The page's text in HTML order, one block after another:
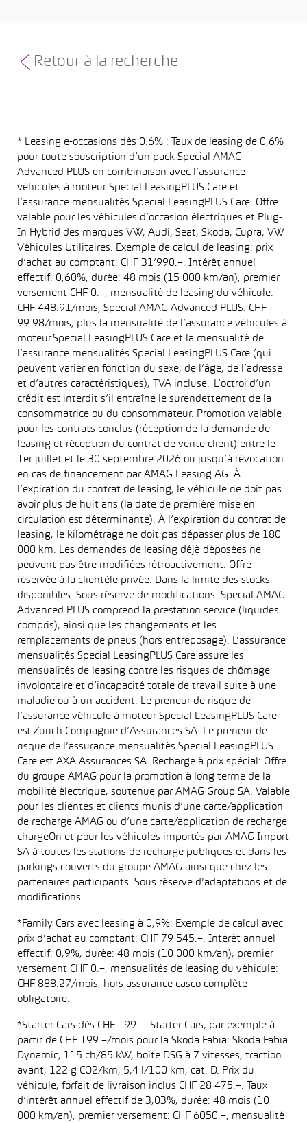
Retour à la recherche
* Leasing e-occasions dès 0.6% : Taux de leasing de 0,6%
pour toute souscription d’un pack Special AMAG
Advanced PLUS en combinaison avec l’assurance
véhicules à moteur Special LeasingPLUS Care et
l’assurance mensualités Special LeasingPLUS Care. Offre
valable pour les véhicules d’occasion électriques et Plug-
In Hybrid des marques VW, Audi, Seat, Skoda, Cupra, VW
Véhicules Utilitaires. Exemple de calcul de leasing: prix
d’achat au comptant: CHF 31’990.–. Intérêt annuel
effectif: 0,60%, durée: 48 mois (15 000 km/an), premier
versement CHF 0.–, mensualité de leasing du véhicule:
CHF 448.91/mois, Special AMAG Advanced PLUS: CHF
99.98/mois, plus la mensualité de l’assurance véhicules à
moteur Special LeasingPLUS Care et la mensualité de
l’assurance mensualités Special LeasingPLUS Care (qui
peuvent varier en fonction du sexe, de l’âge, de l’adresse
et d’autres caractéristiques), TVA incluse. L’octroi d’un
crédit est interdit s’il entraîne le surendettement de la
consommatrice ou du consommateur. Promotion valable
pour les contrats conclus (réception de la demande de
leasing et réception du contrat de vente client) entre le
1er juillet et le 30 septembre 2026 ou jusqu’à révocation
en cas de financement par AMAG Leasing AG. À
l’expiration du contrat de leasing, le véhicule ne doit pas
avoir plus de huit ans (la date de première mise en
circulation est déterminante). À l’expiration du contrat de
leasing, le kilométrage ne doit pas dépasser plus de 180
000 km. Les demandes de leasing déjà déposées ne
peuvent pas être modifiées rétroactivement. Offre
réservée à la clientèle privée. Dans la limite des stocks
disponibles. Sous réserve de modifications. Special AMAG
Advanced PLUS comprend la prestation service (liquides
compris), ainsi que les changements et les
remplacements de pneus (hors entreposage). L’assurance
mensualités Special LeasingPLUS Care assure les
mensualités de leasing contre les risques de chômage
involontaire et d’incapacité totale de travail suite à une
maladie ou à un accident. Le preneur de risque de
l’assurance véhicule à moteur Special LeasingPLUS Care
est Zurich Compagnie d’Assurances SA. Le preneur de
risque de l’assurance mensualités Special LeasingPLUS
Care est AXA Assurances SA. Recharge à prix spécial: Offre
du groupe AMAG pour la promotion à long terme de la
mobilité électrique, soutenue par AMAG Group SA. Valable
pour les clientes et clients munis d’une carte/application
de recharge AMAG ou d’une carte/application de recharge
chargeOn et pour les véhicules importés par AMAG Import
SA à toutes les stations de recharge publiques et dans les
parkings couverts du groupe AMAG ainsi que chez les
partenaires participants. Sous réserve d’adaptations et de
modifications.
*Family Cars avec leasing à 0,9%: Exemple de calcul avec
prix d’achat au comptant: CHF 79 545.–. Intérêt annuel
effectif: 0,9%, durée: 48 mois (10 000 km/an), premier
versement CHF 0.–, mensualités de leasing du véhicule:
CHF 888.27/mois, hors assurance casco complète
obligatoire.
*Starter Cars dès CHF 199.–: Starter Cars, par exemple à
partir de CHF 199.–/mois pour la Skoda Fabia: Skoda Fabia
Dynamic, 115 ch/85 kW, boîte DSG à 7 vitesses, traction
avant, 122 g CO2/km, 5,4 l/100 km, cat. D. Prix du
véhicule, forfait de livraison inclus CHF 28 475.–. Taux
d’intérêt annuel effectif de 3,03%, durée: 48 mois (10
000 km/an), premier versement: CHF 6050.–, mensualité